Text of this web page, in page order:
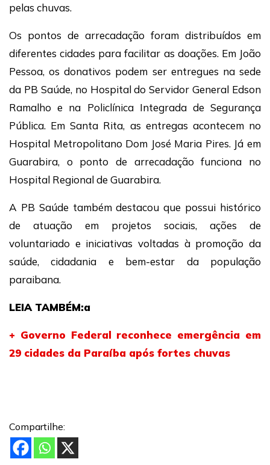
pelas chuvas.
Os pontos de arrecadação foram distribuídos em
diferentes cidades para facilitar as doações. Em João
Pessoa, os donativos podem ser entregues na sede
da PB Saúde, no Hospital do Servidor General Edson
Ramalho e na Policlínica Integrada de Segurança
Pública. Em Santa Rita, as entregas acontecem no
Hospital Metropolitano Dom José Maria Pires. Já em
Guarabira, o ponto de arrecadação funciona no
Hospital Regional de Guarabira.
A PB Saúde também destacou que possui histórico
de atuação em projetos sociais, ações de
voluntariado e iniciativas voltadas à promoção da
saúde, cidadania e bem-estar da população
paraibana.
LEIA TAMBÉM:a
+ Governo Federal reconhece emergência em
29 cidades da Paraíba após fortes chuvas
Compartilhe: